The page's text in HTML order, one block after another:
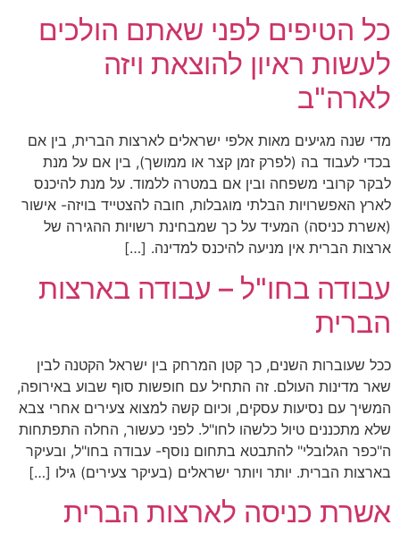
כל הטיפים לפני שאתם הולכים
לעשות ראיון להוצאת ויזה
לארה"ב
מדי שנה מגיעים מאות אלפי ישראלים לארצות הברית, בין אם
בכדי לעבוד בה (לפרק זמן קצר או ממושך), בין אם על מנת
לבקר קרובי משפחה ובין אם במטרה ללמוד. על מנת להיכנס
לארץ האפשרויות הבלתי מוגבלות, חובה להצטייד בויזה- אישור
(אשרת כניסה) המעיד על כך שמבחינת רשויות ההגירה של
ארצות הברית אין מניעה להיכנס למדינה. […]
עבודה בחו"ל – עבודה בארצות
הברית
ככל שעוברות השנים, כך קטן המרחק בין ישראל הקטנה לבין
שאר מדינות העולם. זה התחיל עם חופשות סוף שבוע באירופה,
המשיך עם נסיעות עסקים, וכיום קשה למצוא צעירים אחרי צבא
שלא מתכננים טיול כלשהו לחו"ל. לפני כעשור, החלה התפתחות
ה"כפר הגלובלי" להתבטא בתחום נוסף- עבודה בחו"ל, ובעיקר
בארצות הברית. יותר ויותר ישראלים (בעיקר צעירים) גילו […]
אשרת כניסה לארצות הברית